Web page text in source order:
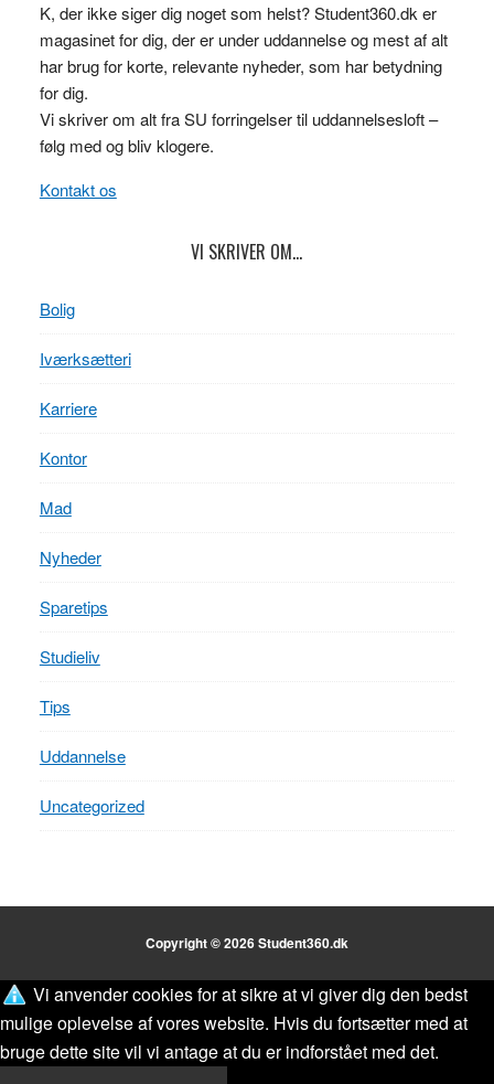
K, der ikke siger dig noget som helst? Student360.dk er
magasinet for dig, der er under uddannelse og mest af alt
har brug for korte, relevante nyheder, som har betydning
for dig.
Vi skriver om alt fra SU forringelser til uddannelsesloft –
følg med og bliv klogere.
Kontakt os
VI SKRIVER OM…
Bolig
Iværksætteri
Karriere
Kontor
Mad
Nyheder
Sparetips
Studieliv
Tips
Uddannelse
Uncategorized
Copyright © 2026 Student360.dk
Vi anvender cookies for at sikre at vi giver dig den bedst
mulige oplevelse af vores website. Hvis du fortsætter med at
bruge dette site vil vi antage at du er indforstået med det.